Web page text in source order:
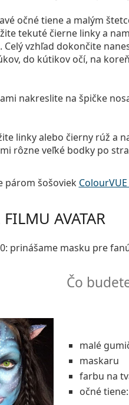
očné tiene a malým
tekuté čierne linky a
Celý vzhľad dokončite
do kútikov očí, na
nakreslite na špičke
linky alebo čierny rúž a
rôzne veľké bodky po
párom šošoviek
AVATAR
prinášame masku pre
Čo
malé
maskaru
farbu na
očné